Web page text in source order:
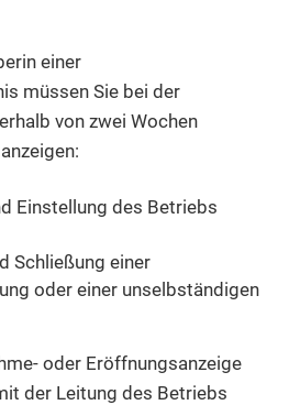
einer
müssen Sie bei der
von zwei Wochen
Einstellung des Betriebs
Schließung einer
oder einer unselbständigen
oder Eröffnungsanzeige
der Leitung des Betriebs